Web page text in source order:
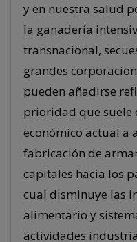
y en nuestra salud
la ganadería
transnacional,
grandes
pueden añadirse
prioridad que suele
económico actual a
fabricación de
capitales hacia los
cual disminuye las
alimentario y
actividades